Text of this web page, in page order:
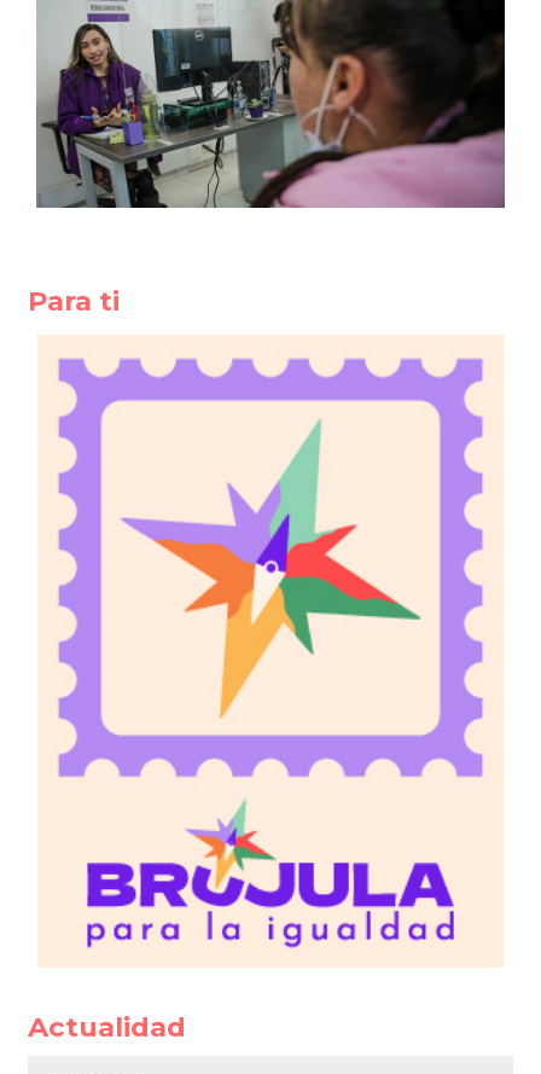
Para ti
Actualidad